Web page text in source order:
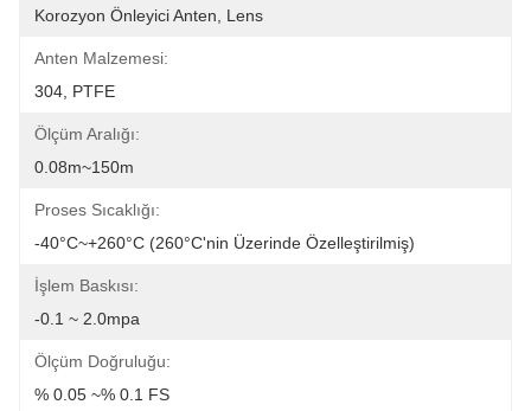
Korozyon Önleyici Anten, Lens
Anten Malzemesi:
304, PTFE
Ölçüm Aralığı:
0.08m~150m
Proses Sıcaklığı:
-40°C~+260°C (260°C'nin Üzerinde Özelleştirilmiş)
İşlem Baskısı:
-0.1 ~ 2.0mpa
Ölçüm Doğruluğu:
% 0.05 ~% 0.1 FS